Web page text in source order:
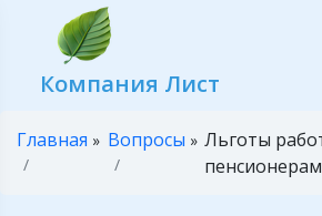
Компания Лист
Главная » Вопросы » Льготы
пенсионерам